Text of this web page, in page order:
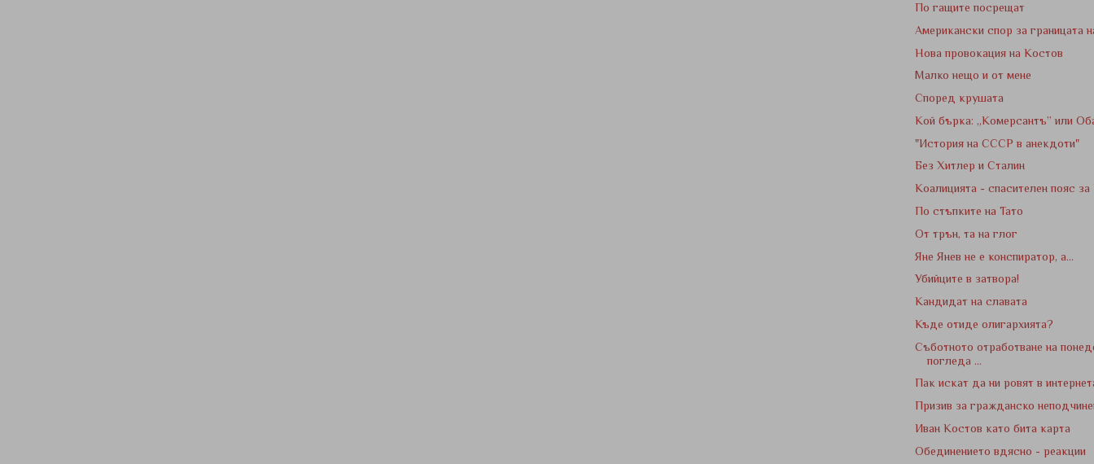
По гащите посрещат
Американски спор за границата
Нова провокация на Костов
Малко нещо и от мене
Според крушата
Кой бърка: „Комерсантъ” или
"История на СССР в анекдоти"
Без Хитлер и Сталин
Коалицията - спасителен пояс
По стъпките на Тато
От трън, та на глог
Яне Янев не е конспиратор, а...
Убийците в затвора!
Кандидат на славата
Къде отиде олигархията?
Съботното отработване на
погледа ...
Пак искат да ни ровят в
Призив за гражданско
Иван Костов като бита карта
Обединението вдясно - реакции